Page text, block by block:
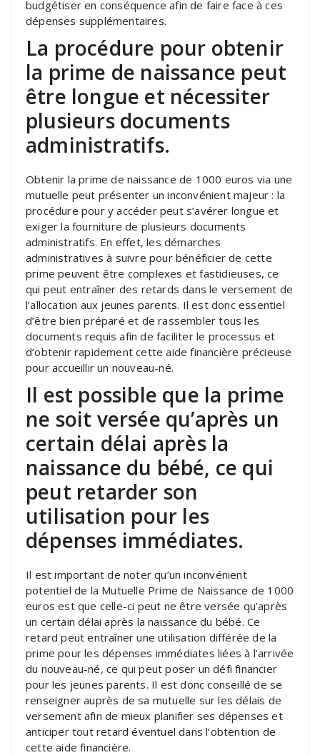
budgétiser en conséquence afin de faire face à ces
dépenses supplémentaires.
La procédure pour obtenir
la prime de naissance peut
être longue et nécessiter
plusieurs documents
administratifs.
Obtenir la prime de naissance de 1000 euros via une
mutuelle peut présenter un inconvénient majeur : la
procédure pour y accéder peut s’avérer longue et
exiger la fourniture de plusieurs documents
administratifs. En effet, les démarches
administratives à suivre pour bénéficier de cette
prime peuvent être complexes et fastidieuses, ce
qui peut entraîner des retards dans le versement de
l’allocation aux jeunes parents. Il est donc essentiel
d’être bien préparé et de rassembler tous les
documents requis afin de faciliter le processus et
d’obtenir rapidement cette aide financière précieuse
pour accueillir un nouveau-né.
Il est possible que la prime
ne soit versée qu’après un
certain délai après la
naissance du bébé, ce qui
peut retarder son
utilisation pour les
dépenses immédiates.
Il est important de noter qu’un inconvénient
potentiel de la Mutuelle Prime de Naissance de 1000
euros est que celle-ci peut ne être versée qu’après
un certain délai après la naissance du bébé. Ce
retard peut entraîner une utilisation différée de la
prime pour les dépenses immédiates liées à l’arrivée
du nouveau-né, ce qui peut poser un défi financier
pour les jeunes parents. Il est donc conseillé de se
renseigner auprès de sa mutuelle sur les délais de
versement afin de mieux planifier ses dépenses et
anticiper tout retard éventuel dans l’obtention de
cette aide financière.